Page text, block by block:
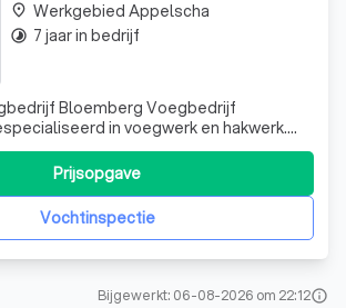
Bloemberg Voegbedrijf
in voegwerk en hakwerk.
Neem dan gerust contact op.
Vochtinspectie
Prijsopgave
place Werkgebied Appelscha
timelapse 7 jaar in bedrijf
Bijgewerkt: 06-08-2026 om 22:12info